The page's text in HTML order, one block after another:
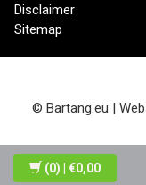
Disclaimer
Sitemap
© Bartang.eu |
(0) | €0,00